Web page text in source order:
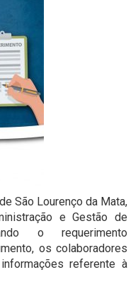
São Lourenço da Mata,
e Gestão de
o requerimento
os colaboradores
referente à